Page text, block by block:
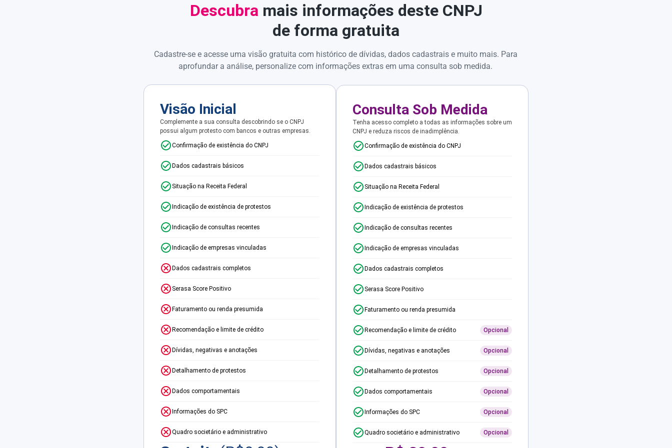
Descubra mais informações deste CNPJ
de forma gratuita
Cadastre-se e acesse uma visão gratuita com histórico de dívidas, dados cadastrais e muito mais. Para
aprofundar a análise, personalize com informações extras em uma consulta sob medida.
Visão Inicial
Complemente a sua consulta descobrindo se o CNPJ
possui algum protesto com bancos e outras empresas.
Confirmação de existência do CNPJ
Dados cadastrais básicos
Situação na Receita Federal
Indicação de existência de protestos
Indicação de consultas recentes
Indicação de empresas vinculadas
Dados cadastrais completos
Serasa Score Positivo
Faturamento ou renda presumida
Recomendação e limite de crédito
Dívidas, negativas e anotações
Detalhamento de protestos
Dados comportamentais
Informações do SPC
Quadro societário e administrativo
Consulta Sob Medida
Tenha acesso completo a todas as informações sobre um
CNPJ e reduza riscos de inadimplência.
Confirmação de existência do CNPJ
Dados cadastrais básicos
Situação na Receita Federal
Indicação de existência de protestos
Indicação de consultas recentes
Indicação de empresas vinculadas
Dados cadastrais completos
Serasa Score Positivo
Faturamento ou renda presumida
Recomendação e limite de crédito Opcional
Dívidas, negativas e anotações Opcional
Detalhamento de protestos Opcional
Dados comportamentais Opcional
Informações do SPC Opcional
Quadro societário e administrativo Opcional